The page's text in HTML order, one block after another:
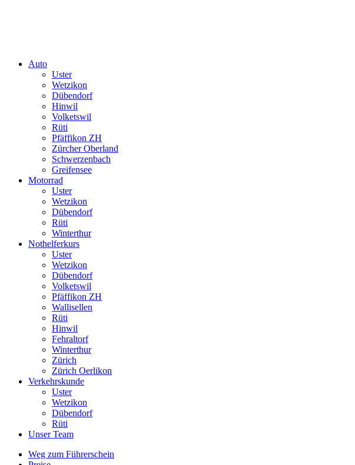
Auto
Uster
Wetzikon
Dübendorf
Hinwil
Volketswil
Rüti
Pfäffikon ZH
Zürcher Oberland
Schwerzenbach
Greifensee
Motorrad
Uster
Wetzikon
Dübendorf
Rüti
Winterthur
Nothelferkurs
Uster
Wetzikon
Dübendorf
Volketswil
Pfäffikon ZH
Wallisellen
Rüti
Hinwil
Fehraltorf
Winterthur
Zürich
Zürich Oerlikon
Verkehrskunde
Uster
Wetzikon
Dübendorf
Rüti
Unser Team
Weg zum Führerschein